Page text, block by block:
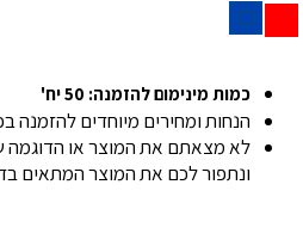
כמות מינימום להזמנה: 50 יח'
הנחות ומחירים מיוחדים להזמנה
לא מצאתם את המוצר או הדוגמה
ונתפור לכם את המוצר המתאים